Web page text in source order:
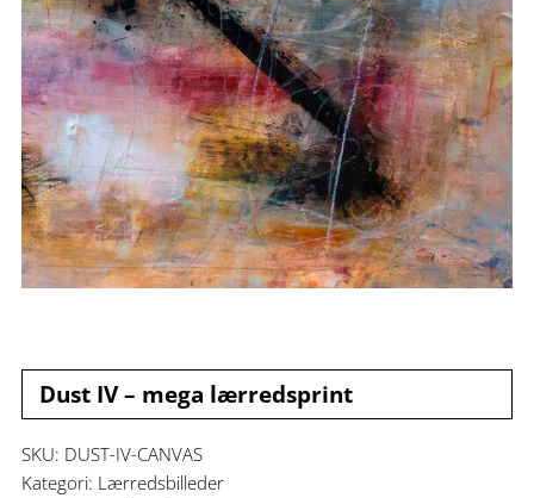
Dust IV – mega lærredsprint
SKU: DUST-IV-CANVAS
Kategori: Lærredsbilleder